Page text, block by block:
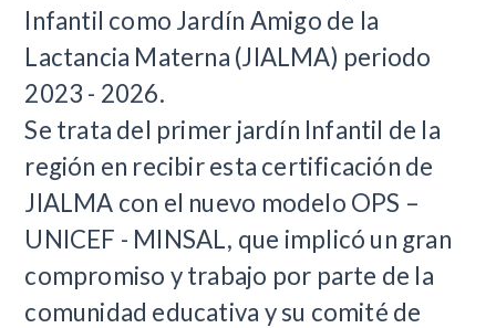
Infantil como Jardín Amigo de la
Lactancia Materna (JIALMA) periodo
2023 - 2026.
Se trata del primer jardín Infantil de la
región en recibir esta certificación de
JIALMA con el nuevo modelo OPS –
UNICEF - MINSAL, que implicó un gran
compromiso y trabajo por parte de la
comunidad educativa y su comité de